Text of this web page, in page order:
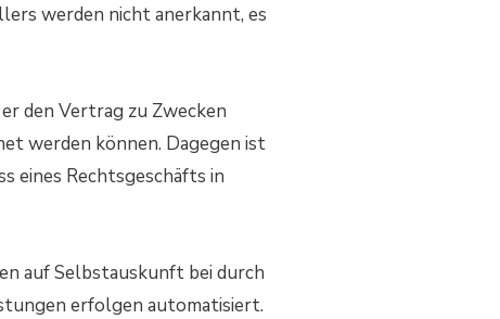
werden nicht anerkannt, es
den Vertrag zu Zwecken
werden können. Dagegen ist
eines Rechtsgeschäfts in
auf Selbstauskunft bei durch
erfolgen automatisiert.